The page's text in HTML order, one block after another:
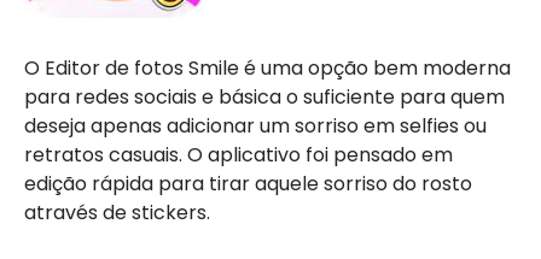
O Editor de fotos Smile é uma opção bem moderna
para redes sociais e básica o suficiente para quem
deseja apenas adicionar um sorriso em selfies ou
retratos casuais. O aplicativo foi pensado em
edição rápida para tirar aquele sorriso do rosto
através de stickers.